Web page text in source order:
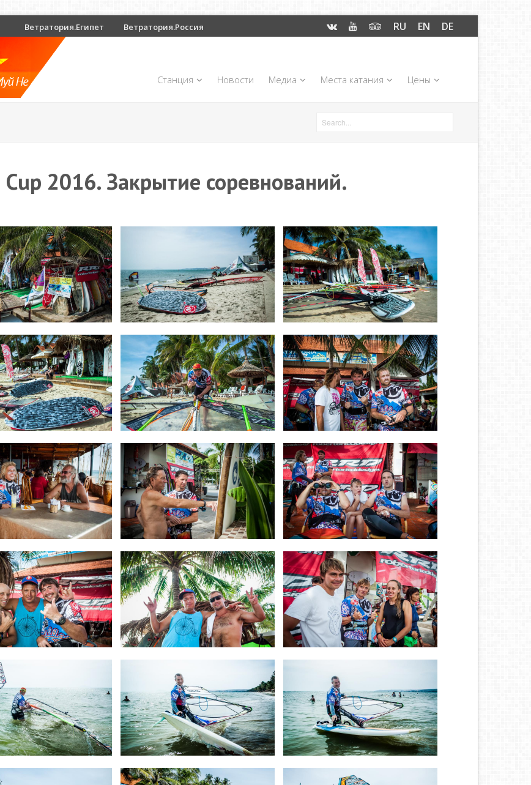
Ветратория.Египет Ветратория.Россия RU EN DE
Станция Новости Медиа Места катания Цены
Cup 2016. Закрытие соревнований.